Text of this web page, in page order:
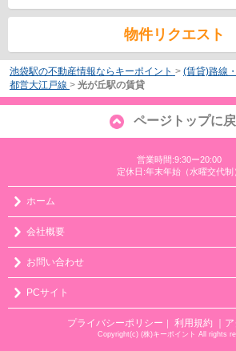
物件リクエスト
池袋駅の不動産情報ならキーポイント > (賃貸)路線
都営大江戸線 > 光が丘駅の賃貸
ページトップに
営業時間:9:30ー20:00
定休日:年末年始（水曜交代制
ホーム
会社概要
お問い合わせ
PCサイト
プライバシーポリシー ｜ 利用規約 ｜
Copyright(c) (株)キーポイント All rights